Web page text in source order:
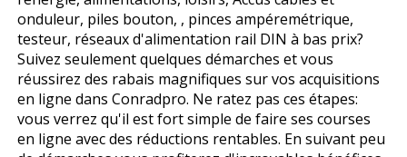
onduleur, piles bouton, , pinces ampéremétrique,
testeur, réseaux d'alimentation rail DIN à bas prix?
Suivez seulement quelques démarches et vous
réussirez des rabais magnifiques sur vos acquisitions
en ligne dans Conradpro. Ne ratez pas ces étapes:
vous verrez qu'il est fort simple de faire ses courses
en ligne avec des réductions rentables. En suivant peu